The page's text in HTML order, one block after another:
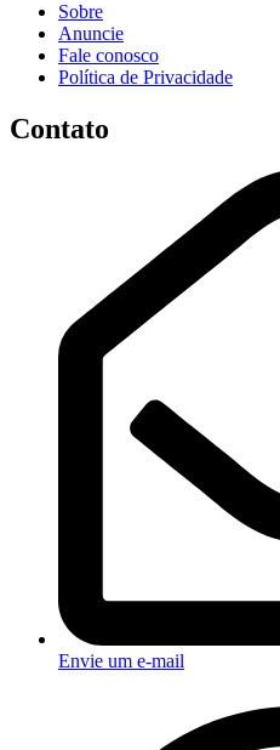
Sobre
Anuncie
Fale conosco
Política de Privacidade
Contato
Envie um e-mail